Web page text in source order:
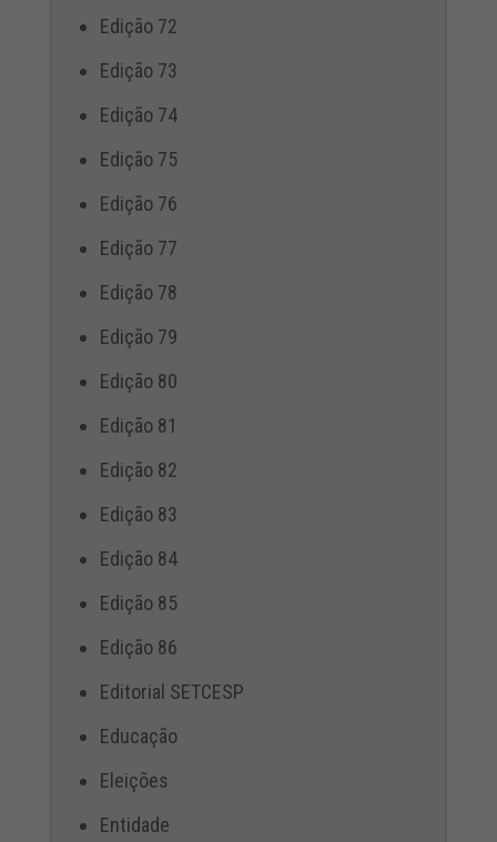
Edição 72
Edição 73
Edição 74
Edição 75
Edição 76
Edição 77
Edição 78
Edição 79
Edição 80
Edição 81
Edição 82
Edição 83
Edição 84
Edição 85
Edição 86
Editorial SETCESP
Educação
Eleições
Entidade